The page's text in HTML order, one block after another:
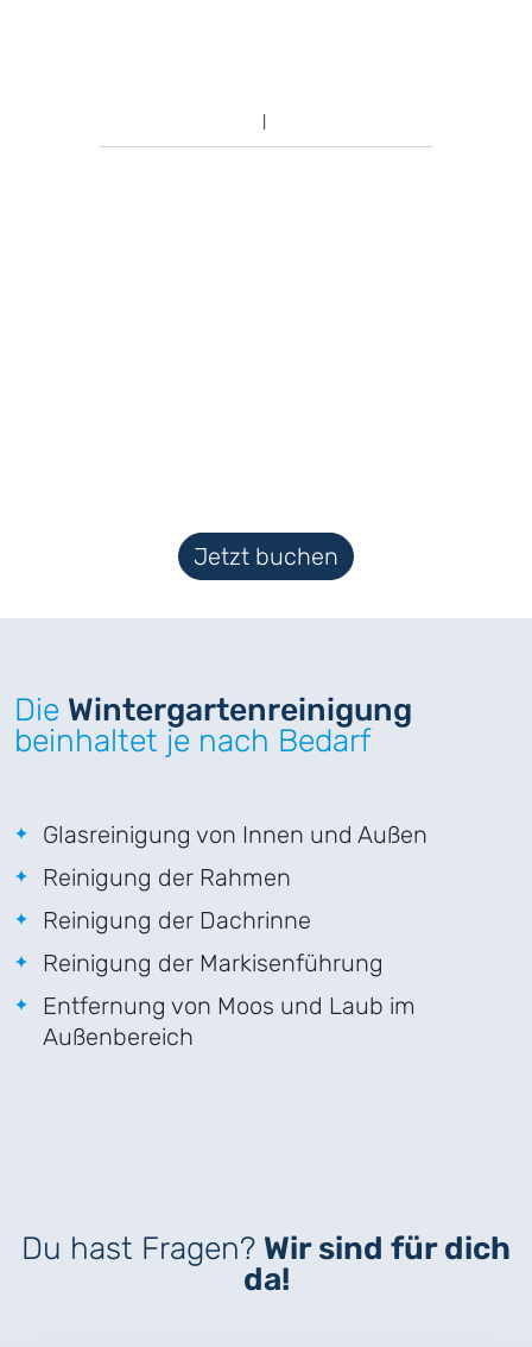
Jetzt buchen
Die Wintergartenreinigung
beinhaltet je nach Bedarf
Glasreinigung von Innen und Außen
Reinigung der Rahmen
Reinigung der Dachrinne
Reinigung der Markisenführung
Entfernung von Moos und Laub im
Außenbereich
Du hast Fragen? Wir sind für dich
da!